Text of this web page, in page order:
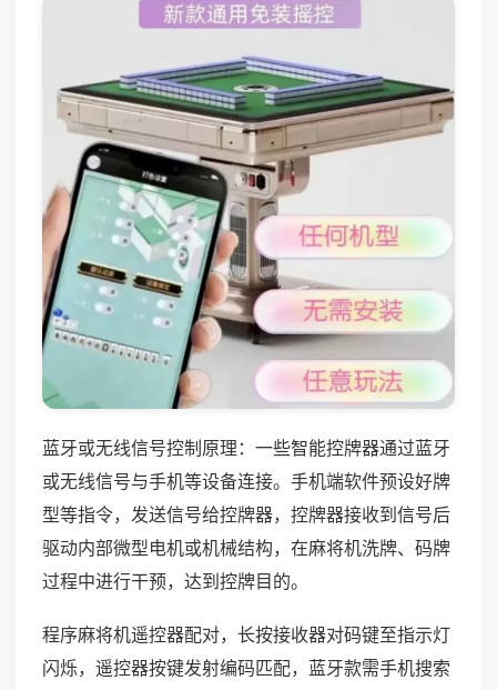
蓝牙或无线信号控制原理：一些智能控牌器通过蓝牙
或无线信号与手机等设备连接。手机端软件预设好牌
型等指令，发送信号给控牌器，控牌器接收到信号后
驱动内部微型电机或机械结构，在麻将机洗牌、码牌
过程中进行干预，达到控牌目的。
程序麻将机遥控器配对，长按接收器对码键至指示灯
闪烁，遥控器按键发射编码匹配，蓝牙款需手机搜索